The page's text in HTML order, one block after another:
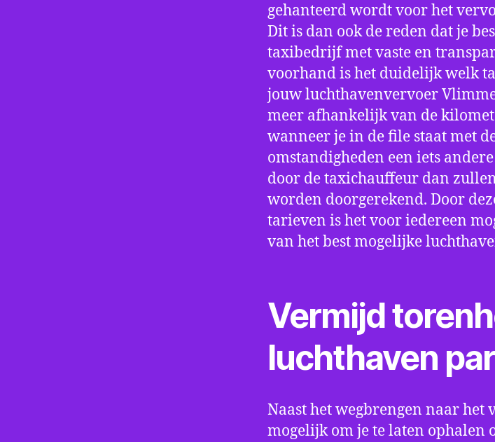
gehanteerd wordt voor het
Dit is dan ook de reden dat je
taxibedrijf met vaste en
voorhand is het duidelijk welk
jouw luchthavenvervoer
meer afhankelijk van de
wanneer je in de file staat met
omstandigheden een iets
door de taxichauffeur dan
worden doorgerekend. Door
tarieven is het voor iedereen
van het best mogelijke
Vermijd
luchthaven
Naast het wegbrengen naar het
mogelijk om je te laten ophalen